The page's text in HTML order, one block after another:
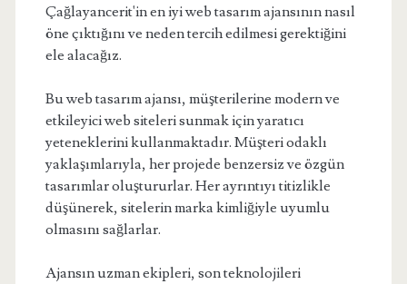
Çağlayancerit'in en iyi web tasarım ajansının nasıl
öne çıktığını ve neden tercih edilmesi gerektiğini
ele alacağız.
Bu web tasarım ajansı, müşterilerine modern ve
etkileyici web siteleri sunmak için yaratıcı
yeteneklerini kullanmaktadır. Müşteri odaklı
yaklaşımlarıyla, her projede benzersiz ve özgün
tasarımlar oluştururlar. Her ayrıntıyı titizlikle
düşünerek, sitelerin marka kimliğiyle uyumlu
olmasını sağlarlar.
Ajansın uzman ekipleri, son teknolojileri